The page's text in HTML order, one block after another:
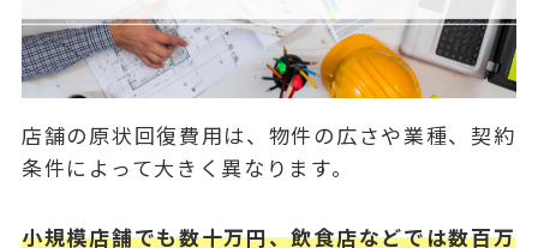
店舗の原状回復費用は、物件の広さや業種、契約
条件によって大きく異なります。
小規模店舗でも数十万円、飲食店などでは数百万